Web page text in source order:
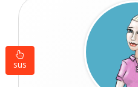
sus